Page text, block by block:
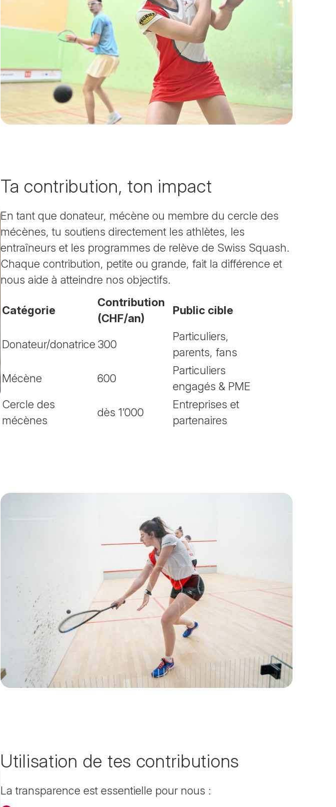
Ta contribution, ton impact
En tant que donateur, mécène ou membre du cercle des
mécènes, tu soutiens directement les athlètes, les
entraîneurs et les programmes de relève de Swiss Squash.
Chaque contribution, petite ou grande, fait la différence et
nous aide à atteindre nos objectifs.
Catégorie
Contribution
(CHF/an)
Public cible
Donateur/donatrice 300
Particuliers,
parents, fans
Mécène
600
Particuliers
engagés & PME
Cercle des
mécènes
dès 1’000
Entreprises et
partenaires
Utilisation de tes contributions
La transparence est essentielle pour nous :